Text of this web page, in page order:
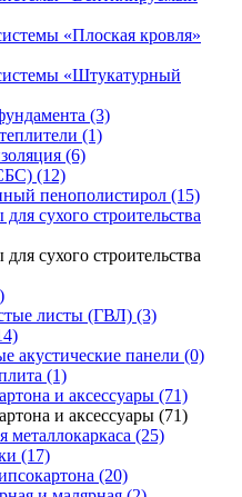
«Плоская кровля»
«Штукатурный
(3)
(1)
(6)
(12)
пенополистирол (15)
сухого строительства
сухого строительства
листы (ГВЛ) (3)
акустические панели (0)
(1)
и аксессуары (71)
и аксессуары (71)
металлокаркаса (25)
(17)
(20)